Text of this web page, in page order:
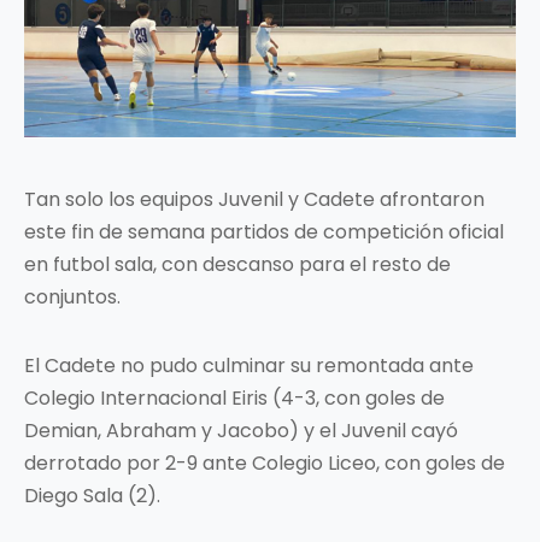
Tan solo los equipos Juvenil y Cadete afrontaron
este fin de semana partidos de competición oficial
en futbol sala, con descanso para el resto de
conjuntos.
El Cadete no pudo culminar su remontada ante
Colegio Internacional Eiris (4-3, con goles de
Demian, Abraham y Jacobo) y el Juvenil cayó
derrotado por 2-9 ante Colegio Liceo, con goles de
Diego Sala (2).